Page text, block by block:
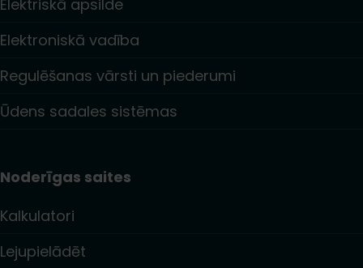
Elektriskā apsilde
Elektroniskā vadība
Regulēšanas vārsti un piederumi
Ūdens sadales sistēmas
Noderīgas saites
Kalkulatori
Lejupielādēt